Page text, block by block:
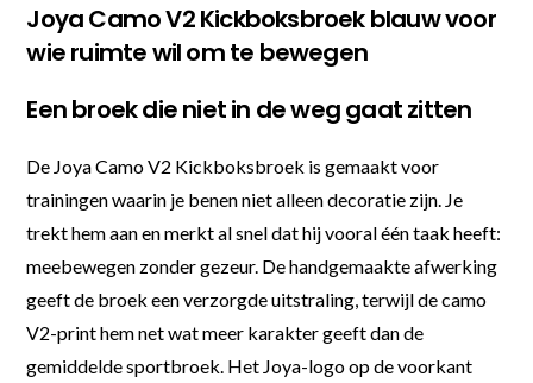
Joya Camo V2 Kickboksbroek blauw voor
wie ruimte wil om te bewegen
Een broek die niet in de weg gaat zitten
De Joya Camo V2 Kickboksbroek is gemaakt voor
trainingen waarin je benen niet alleen decoratie zijn. Je
trekt hem aan en merkt al snel dat hij vooral één taak heeft:
meebewegen zonder gezeur. De handgemaakte afwerking
geeft de broek een verzorgde uitstraling, terwijl de camo
V2-print hem net wat meer karakter geeft dan de
gemiddelde sportbroek. Het Joya-logo op de voorkant